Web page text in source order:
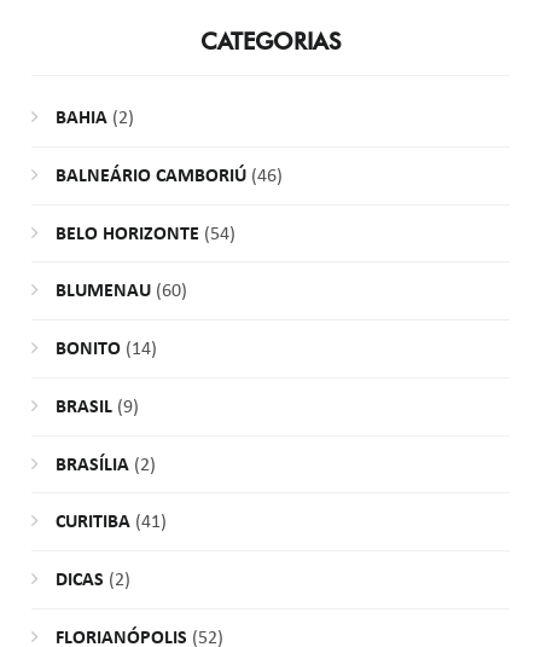
CATEGORIAS
BAHIA(2)
BALNEÁRIO CAMBORIÚ(46)
BELO HORIZONTE (54)
BLUMENAU(60)
BONITO(14)
BRASIL(9)
BRASÍLIA(2)
CURITIBA(41)
DICAS (2)
FLORIANÓPOLIS (52)